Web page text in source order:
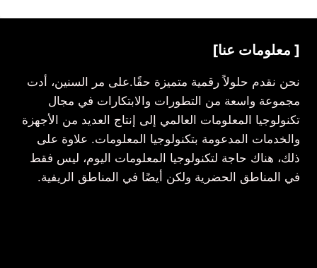
[ معلومات عنا]
نحن نقدم حلولاً رقمية متميزة حقًا.على مر السنين، أدت
مجموعة واسعة من التطورات والابتكارات في مجال
تكنولوجيا المعلومات العالمي إلى إنتاج العديد من الأجهزة
والخدمات المدعومة بتكنولوجيا المعلومات. علاوة على
ذلك، هناك حاجة لتكنولوجيا المعلومات اليوم، ليس فقط
في المناطق الحضرية ولكن أيضًا في المناطق الريفية.